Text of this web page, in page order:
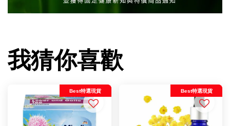
我猜你喜歡
Best特選現貨 Best特選現貨